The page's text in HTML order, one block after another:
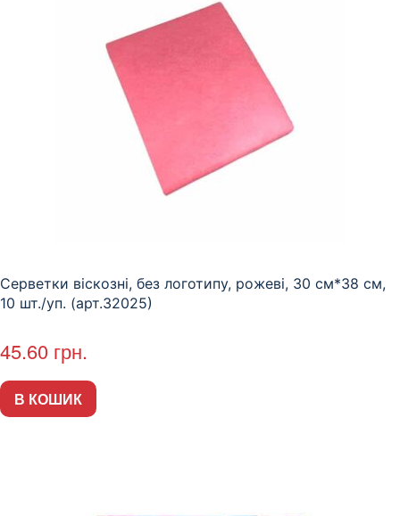
Серветки віскозні, без логотипу, рожеві, 30 см*38 см,
10 шт./уп. (арт.32025)
45.60 грн.
В КОШИК